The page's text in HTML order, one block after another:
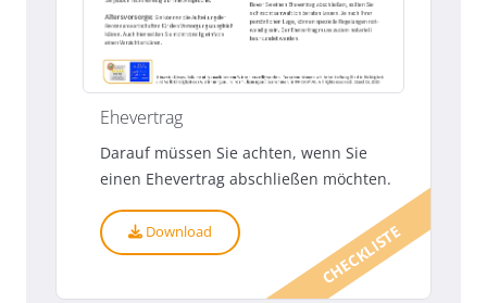
CHECKLISTE
Ehevertrag
Darauf müssen Sie achten, wenn Sie
einen Ehevertrag abschließen möchten.
Download